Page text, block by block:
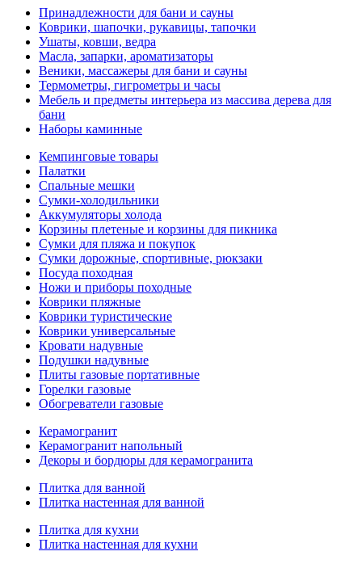
Принадлежности для бани и сауны
Коврики, шапочки, рукавицы, тапочки
Ушаты, ковши, ведра
Масла, запарки, ароматизаторы
Веники, массажеры для бани и сауны
Термометры, гигрометры и часы
Мебель и предметы интерьера из массива дерева для
бани
Наборы каминные
Кемпинговые товары
Палатки
Спальные мешки
Сумки-холодильники
Аккумуляторы холода
Корзины плетеные и корзины для пикника
Сумки для пляжа и покупок
Сумки дорожные, спортивные, рюкзаки
Посуда походная
Ножи и приборы походные
Коврики пляжные
Коврики туристические
Коврики универсальные
Кровати надувные
Подушки надувные
Плиты газовые портативные
Горелки газовые
Обогреватели газовые
Керамогранит
Керамогранит напольный
Декоры и бордюры для керамогранита
Плитка для ванной
Плитка настенная для ванной
Плитка для кухни
Плитка настенная для кухни